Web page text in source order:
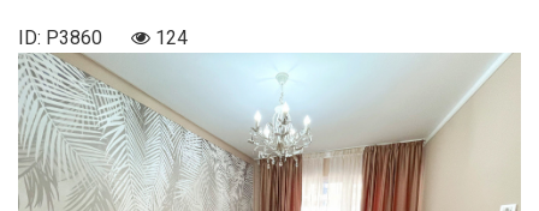
ID: P3860 124